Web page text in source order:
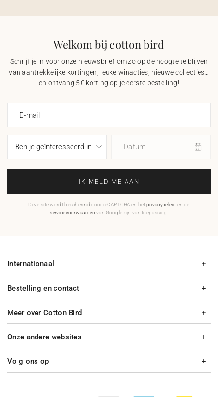
Welkom bij cotton bird
Schrijf je in voor onze nieuwsbrief om zo op de hoogte te blijven
van aantrekkelijke kortingen, leuke winacties, nieuwe collecties…
en ontvang 5€ korting op je eerste bestelling!
E-mail
Datum
IK MELD ME AAN
Deze site wordt beschermd door reCAPTCHA en het privacybeleid en de
servicevoorwaarden van Google zijn van toepassing.
Bestelling en contact
Meer over Cotton Bird
Internationaal
Onze andere websites
Volg ons op